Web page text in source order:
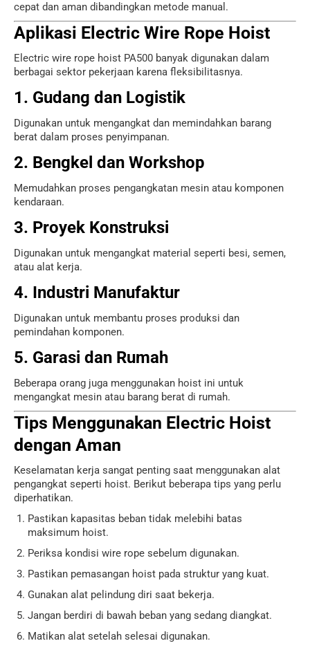
cepat dan aman dibandingkan metode manual.
Aplikasi Electric Wire Rope Hoist
Electric wire rope hoist PA500 banyak digunakan dalam
berbagai sektor pekerjaan karena fleksibilitasnya.
1. Gudang dan Logistik
Digunakan untuk mengangkat dan memindahkan barang
berat dalam proses penyimpanan.
2. Bengkel dan Workshop
Memudahkan proses pengangkatan mesin atau komponen
kendaraan.
3. Proyek Konstruksi
Digunakan untuk mengangkat material seperti besi, semen,
atau alat kerja.
4. Industri Manufaktur
Digunakan untuk membantu proses produksi dan
pemindahan komponen.
5. Garasi dan Rumah
Beberapa orang juga menggunakan hoist ini untuk
mengangkat mesin atau barang berat di rumah.
Tips Menggunakan Electric Hoist
dengan Aman
Keselamatan kerja sangat penting saat menggunakan alat
pengangkat seperti hoist. Berikut beberapa tips yang perlu
diperhatikan.
Pastikan kapasitas beban tidak melebihi batas
maksimum hoist.
Periksa kondisi wire rope sebelum digunakan.
Pastikan pemasangan hoist pada struktur yang kuat.
Gunakan alat pelindung diri saat bekerja.
Jangan berdiri di bawah beban yang sedang diangkat.
Matikan alat setelah selesai digunakan.